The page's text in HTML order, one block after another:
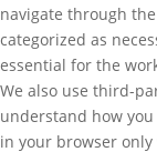
navigate through
categorized as
essential for the
We also use third-
understand how
in your browser